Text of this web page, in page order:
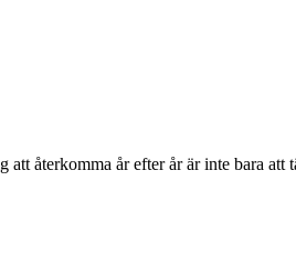
återkomma år efter år är inte bara